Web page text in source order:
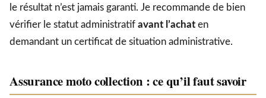
le résultat n’est jamais garanti. Je recommande de bien
vérifier le statut administratif avant l’achat en
demandant un certificat de situation administrative.
Assurance moto collection : ce qu’il faut savoir